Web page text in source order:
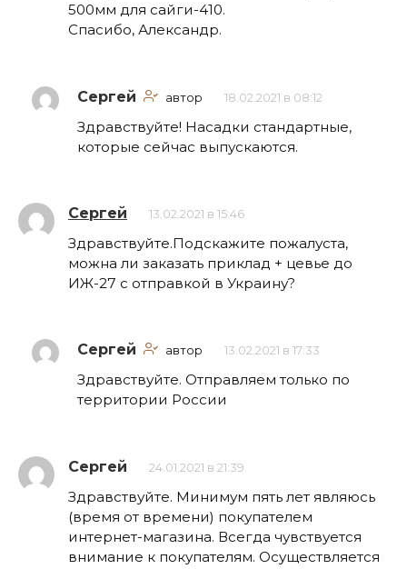
500мм для сайги-410.
Спасибо, Александр.
Сергей автор 18.02.2021 в 08:12
Здравствуйте! Насадки стандартные,
которые сейчас выпускаются.
Сергей 13.02.2021 в 15:46
Здравствуйте.Подскажите пожалуста,
можна ли заказать приклад + цевье до
ИЖ-27 с отправкой в Украину?
Сергей автор 13.02.2021 в 17:33
Здравствуйте. Отправляем только по
территории России
Сергей 24.01.2021 в 21:39
Здравствуйте. Минимум пять лет являюсь
(время от времени) покупателем
интернет-магазина. Всегда чувствуется
внимание к покупателям. Осуществляется